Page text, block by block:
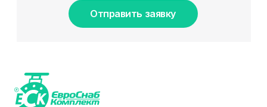
Отправить заявку